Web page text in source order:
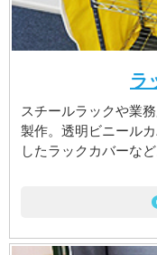
ラ
スチールラックや業
製作。透明ビニール
したラックカバーなど